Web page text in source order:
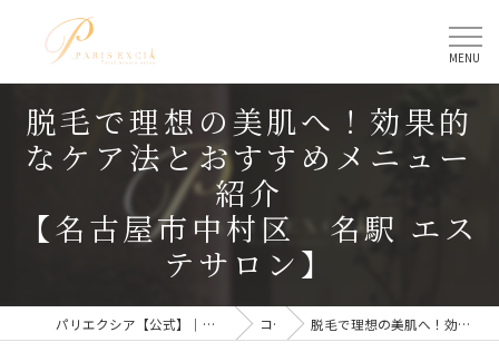
脱毛で理想の美肌へ！効果的
なケア法とおすすめメニュー
紹介
【名古屋市中村区 名駅 エス
テサロン】
パリエクシア【公式】｜名古屋駅のトータルビューティーサロン コラム 脱毛で理想の美肌へ！効果的なケア法とおすすめメニュー紹介